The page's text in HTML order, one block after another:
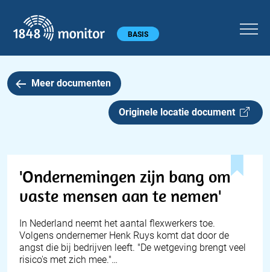
Hoofdmenu BASIS
Meer documenten
Originele locatie document
'Ondernemingen zijn bang om
vaste mensen aan te nemen'
In Nederland neemt het aantal flexwerkers toe.
Volgens ondernemer Henk Ruys komt dat door de
angst die bij bedrijven leeft. "De wetgeving brengt veel
risico's met zich mee."…